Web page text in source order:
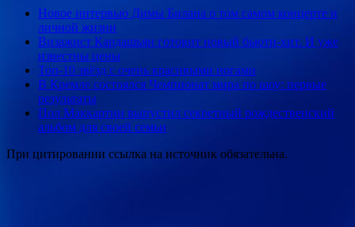
Новое интервью Димы Билана о том самом концерте и
личной жизни
Визажист Кардашьян готовит новый бьюти-хит. И уже
известны цены
Топ-10 звёзд с очень красивыми ногами
В Кремле состоялся Чемпионат мира по шоу: первые
результаты
Пол Маккартни выпустил секретный рождественский
альбом для своей семьи
При цитировании ссылка на источник обязательна.